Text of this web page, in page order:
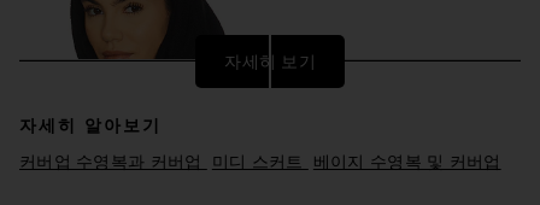
자세히 보기
자세히 알아보기
커버업 수영복과 커버업
미디 스커트 베이지 수영복 및 커버업